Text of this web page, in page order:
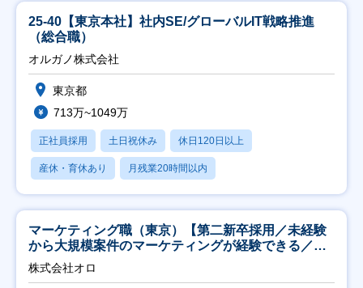
25-40【東京本社】社内SE/グローバルIT戦略推進
（総合職）
オルガノ株式会社
東京都
713万~1049万
正社員採用 土日祝休み 休日120日以上
産休・育休あり 月残業20時間以内
マーケティング職（東京）【第二新卒採用／未経験
から大規模案件のマーケティングが経験できる／研
修充実】
株式会社オロ